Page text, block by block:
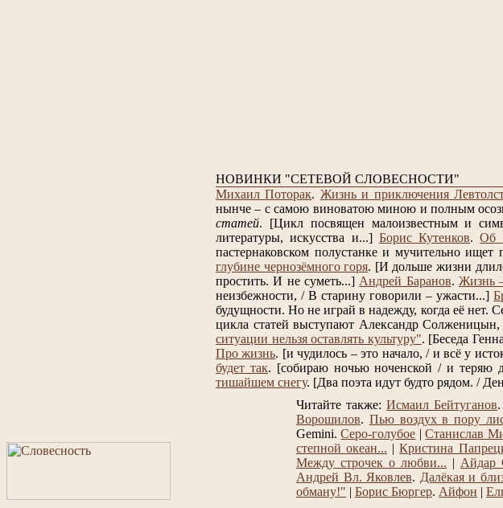
НОВИНКИ "СЕТЕВОЙ СЛОВЕСНОСТИ"
Михаил Поторак. Жизнь и приключения
нынче – с самою виноватою миною и полным
статей.
[Цикл посвящен малоизвестным и
литературы, искусства и...] Борис Кутенков.Об
пастернаковском полустанке и мучительно
глубине чернозёмного горя. [И дольше жизни
простить. И не суметь...] Андрей Баранов. Жизнь
неизбежности, / В старину говорили – ужасти...]
будущности. Но не играй в надежду, когда её нет.
цикла статей выступают Александр
ситуации нельзя оставлять культуру". [Беседа
Про жизнь. [и чудилось – это начало, / и всё у
будет так. [собираю ночью ноченской / и теряю
тишайшем снегу. [Два поэта идут будто рядом. /
Читайте также:Исмаил Бейтуганов
Ворошилов. Пью воздух в пору
Gemini.Серо-голубое |Станислав
степной океан... |Кристина
Между строчек о любви... | Айдар
Андрей Вл. Яковлев. Далёкая и
обману!" | Борис Бюргер. Айфон |